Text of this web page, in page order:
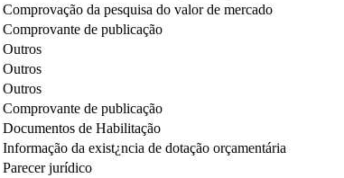
Comprovação da pesquisa do valor de mercado
Comprovante de publicação
Outros
Outros
Outros
Comprovante de publicação
Documentos de Habilitação
Informação da exist¿ncia de dotação orçamentária
Parecer jurídico